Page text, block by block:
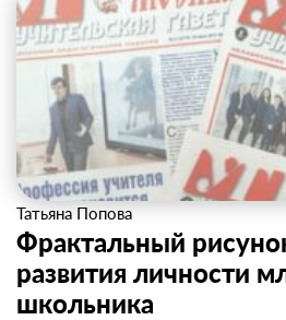
Татьяна Попова
Фрактальный
развития личности
школьника